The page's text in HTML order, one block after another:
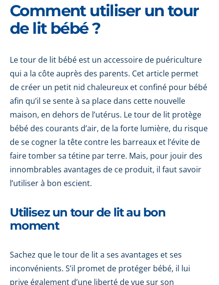
Comment utiliser un tour
de lit bébé ?
Le tour de lit bébé est un accessoire de puériculture
qui a la côte auprès des parents. Cet article permet
de créer un petit nid chaleureux et confiné pour bébé
afin qu’il se sente à sa place dans cette nouvelle
maison, en dehors de l’utérus. Le tour de lit protège
bébé des courants d’air, de la forte lumière, du risque
de se cogner la tête contre les barreaux et l’évite de
faire tomber sa tétine par terre. Mais, pour jouir des
innombrables avantages de ce produit, il faut savoir
l’utiliser à bon escient.
Utilisez un tour de lit au bon
moment
Sachez que le tour de lit a ses avantages et ses
inconvénients. S’il promet de protéger bébé, il lui
prive également d’une liberté de vue sur son